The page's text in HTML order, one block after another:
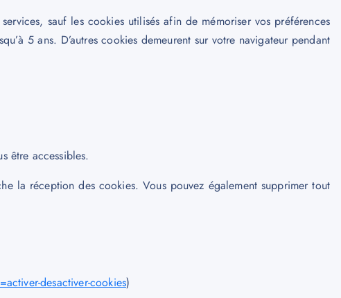
sauf les cookies utilisés afin de mémoriser vos préférences
5 ans. D’autres cookies demeurent sur votre navigateur pendant
être accessibles.
la réception des cookies. Vous pouvez également supprimer tout
desactiver-cookies)